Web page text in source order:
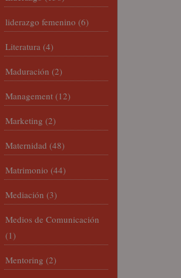
liderazgo femenino (6)
Literatura (4)
Maduración (2)
Management (12)
Marketing (2)
Maternidad (48)
Matrimonio (44)
Mediación (3)
Medios de Comunicación
(1)
Mentoring (2)